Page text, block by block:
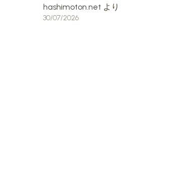
hashimoton.net より
30/07/2026